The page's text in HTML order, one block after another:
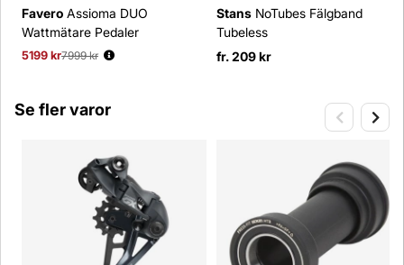
Favero Assioma DUO
Wattmätare Pedaler
5199 kr
Ordinarie pris:
7999 kr
Stans NoTubes Fälgband
Tubeless
fr. 209 kr
Se fler varor